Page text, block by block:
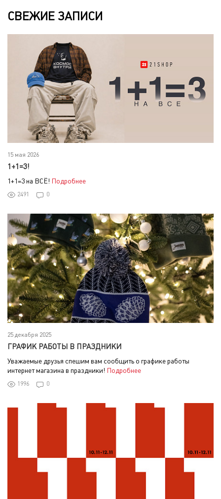
СВЕЖИЕ ЗАПИСИ
15 мая 2026
1+1=3!
1+1=3 на ВСЁ! Подробнее
2491 0
25 декабря 2025
ГРАФИК РАБОТЫ В ПРАЗДНИКИ
Уважаемые друзья спешим вам сообщить о графике работы
интернет магазина в праздники! Подробнее
1996 0